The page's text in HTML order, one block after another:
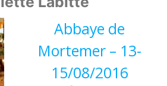
Abbaye de
Mortemer – 13-
15/08/2016